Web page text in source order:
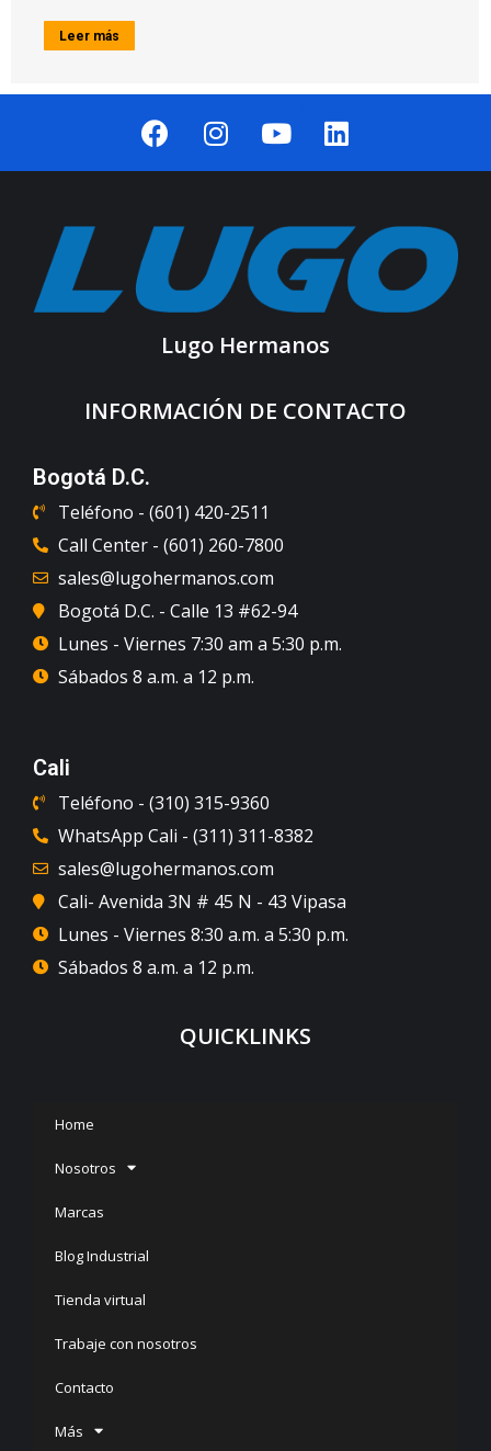
Leer más
Lugo Hermanos
INFORMACIÓN DE CONTACTO
Bogotá D.C.
Teléfono - (601) 420-2511
Call Center - (601) 260-7800
sales@lugohermanos.com
Bogotá D.C. - Calle 13 #62-94
Lunes - Viernes 7:30 am a 5:30 p.m.
Sábados 8 a.m. a 12 p.m.
Cali
Teléfono - (310) 315-9360
WhatsApp Cali - (311) 311-8382
sales@lugohermanos.com
Cali- Avenida 3N # 45 N - 43 Vipasa
Lunes - Viernes 8:30 a.m. a 5:30 p.m.
Sábados 8 a.m. a 12 p.m.
QUICKLINKS
Home
Nosotros
Marcas
Blog Industrial
Tienda virtual
Trabaje con nosotros
Contacto
Más